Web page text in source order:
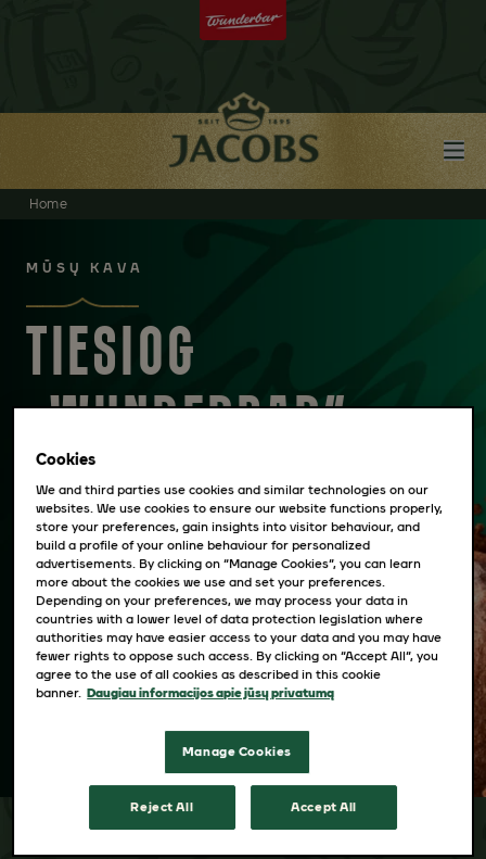
Home
MŪSŲ KAVA
TIESIOG
„WUNDERBAR“
Sukaupėme daug žinių ir patirties, kad
sukurtume tiek skirtingų ir ypatingų kavos
skonių. „Jacobs“ kavos meistrai tai žino jau
daugiau kaip šimtmetį. Mėgstate malamų
pupelių muziką, stiprų espresso, o gal
tirpstančios kavos malonumą? Ruoškite kavą
taip, kaip jums labiausiai patinka.
Cookies
We and third parties use cookies and similar technologies on our
websites. We use cookies to ensure our website functions properly,
store your preferences, gain insights into visitor behaviour, and
build a profile of your online behaviour for personalized
advertisements. By clicking on “Manage Cookies”, you can learn
more about the cookies we use and set your preferences.
Depending on your preferences, we may process your data in
countries with a lower level of data protection legislation where
authorities may have easier access to your data and you may have
fewer rights to oppose such access. By clicking on “Accept All”, you
agree to the use of all cookies as described in this cookie
banner. Daugiau informacijos apie jūsų privatumą
Manage Cookies
Reject All Accept All